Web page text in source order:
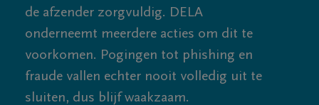
de afzender zorgvuldig. DELA
onderneemt meerdere acties om dit te
voorkomen. Pogingen tot phishing en
fraude vallen echter nooit volledig uit te
sluiten, dus blijf waakzaam.